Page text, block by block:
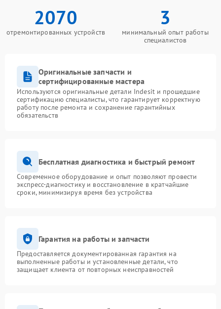
2070
отремонтированных устройств
3
минимальный опыт работы
специалистов
Оригинальные запчасти и
сертифицированные мастера
Используются оригинальные детали Indesit и прошедшие
сертификацию специалисты, что гарантирует корректную
работу после ремонта и сохранение гарантийных
обязательств
Бесплатная диагностика и быстрый ремонт
Современное оборудование и опыт позволяют провести
экспресс-диагностику и восстановление в кратчайшие
сроки, минимизируя время без устройства
Гарантия на работы и запчасти
Предоставляется документированная гарантия на
выполненные работы и установленные детали, что
защищает клиента от повторных неисправностей